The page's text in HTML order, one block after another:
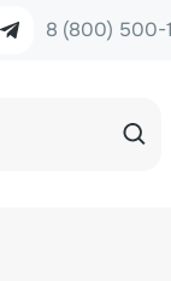
8 (800) 500-